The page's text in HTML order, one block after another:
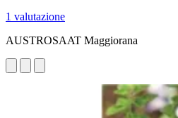
1 valutazione
AUSTROSAAT Maggiorana